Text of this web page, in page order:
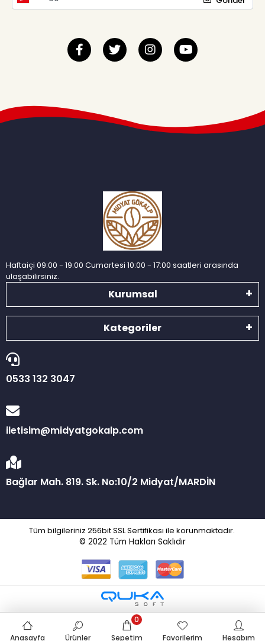
Haftaiçi 09:00 - 19:00 Cumartesi 10:00 - 17:00 saatleri arasında
ulaşabilirsiniz.
Kurumsal
Kategoriler
0533 132 3047
iletisim@midyatgokalp.com
Bağlar Mah. 819. Sk. No:10/2 Midyat/MARDİN
Tüm bilgileriniz 256bit SSL Sertifikası ile korunmaktadır.
© 2022 Tüm Hakları Saklıdır
Anasayfa Ürünler Sepetim
0
Favorilerim
Hesabım